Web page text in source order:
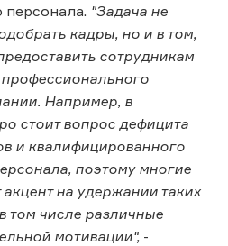
"Задача не
кадры, но и в том,
сотрудникам
Например, в
стоит вопрос дефицита
и квалифицированного
поэтому многие
на удержании таких
том числе различные
мотивации", -